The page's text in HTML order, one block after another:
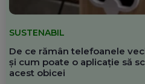
SUSTENABIL
De ce rămân telefoanele
și cum poate o aplicație să
acest obicei